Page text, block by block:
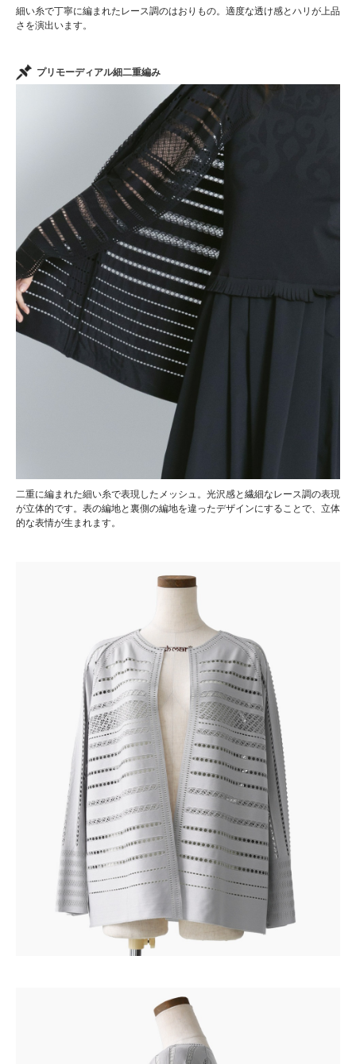
細い糸で丁寧に編まれたレース調のはおりもの。適度な透け感とハリが上品
さを演出います。
プリモーディアル細二重編み
二重に編まれた細い糸で表現したメッシュ。光沢感と繊細なレース調の表現
が立体的です。表の編地と裏側の編地を違ったデザインにすることで、立体
的な表情が生まれます。